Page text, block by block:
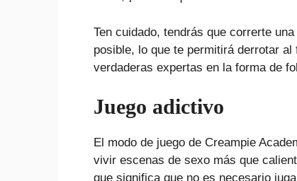
Ten cuidado, tendrás que correrte
posible, lo que te permitirá derrotar
verdaderas expertas en la forma de
Juego adictivo
El modo de juego de Creampie
vivir escenas de sexo más que
que significa que no es necesario